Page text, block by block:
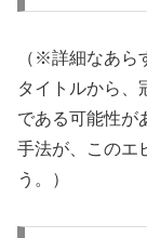
（※詳細なあら
タイトルから、
である可能性が
手法が、このエ
う。）